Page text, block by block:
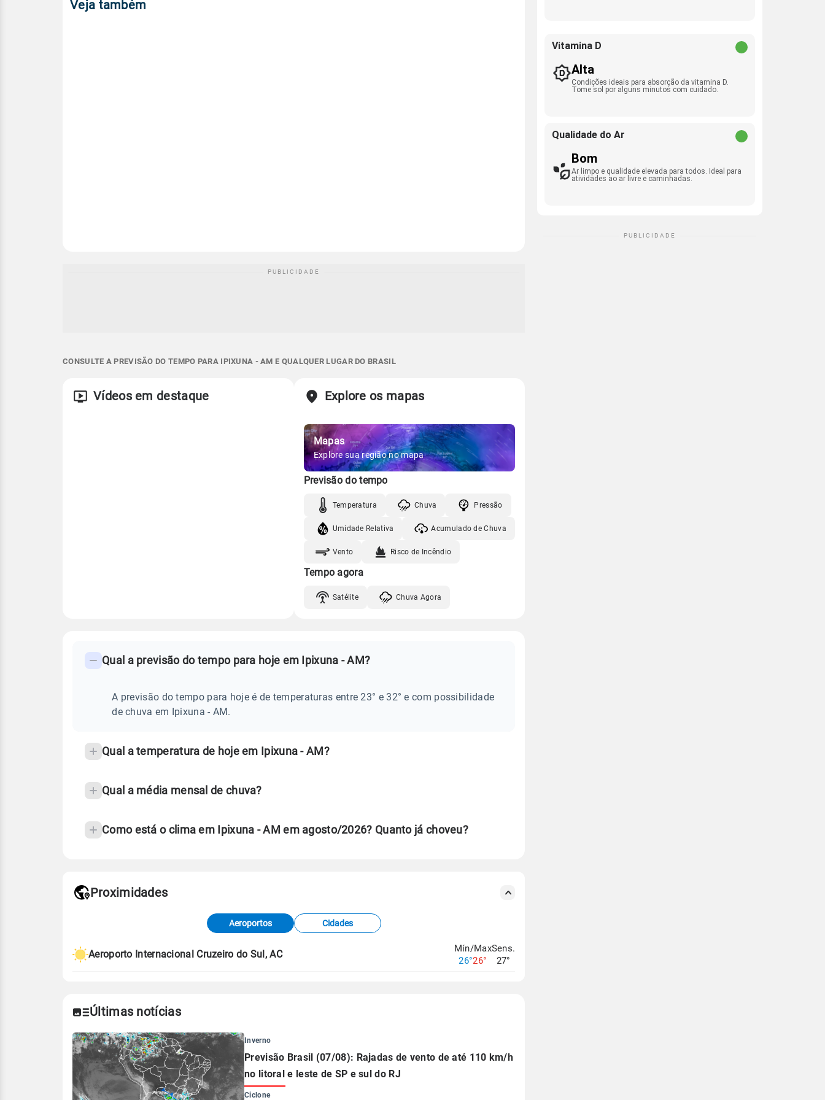
Veja também
CONSULTE A PREVISÃO DO TEMPO PARA IPIXUNA - AM E QUALQUER LUGAR DO BRASIL
Vídeos em destaque Explore os mapas
Mapas
Explore sua região no mapa
Previsão do tempo
Temperatura Chuva Pressão
Umidade Relativa Acumulado de Chuva
Vento Risco de Incêndio
Tempo agora
Satélite Chuva Agora
PREVISÃO
frequentes
temperatura
Qual a previsão do tempo para hoje em Ipixuna - AM?
A previsão do tempo para hoje é de temperaturas entre 23° e 32° e com possibilidade
de chuva em Ipixuna - AM.
Qual a temperatura de hoje em Ipixuna - AM?
Qual a média mensal de chuva?
Como está o clima em Ipixuna - AM em agosto/2026? Quanto já choveu?
de Tempo e Estudos Climáticos (CPTEC).
Proximidades
Aeroportos Cidades
Aeroporto Internacional Cruzeiro do Sul, AC
Mín/Max
26°26°
Sens.
27°
Últimas notícias
Inverno
Previsão Brasil (07/08): Rajadas de vento de até 110 km/h
no litoral e leste de SP e sul do RJ
Ciclone
Vitamina D
Alta
Condições ideais para absorção da vitamina D.
Tome sol por alguns minutos com cuidado.
Qualidade do Ar
Bom
Ar limpo e qualidade elevada para todos. Ideal para
atividades ao ar livre e caminhadas.